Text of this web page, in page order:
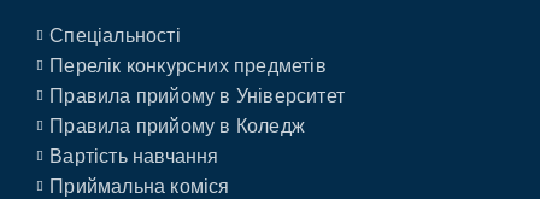
Спеціальності
Перелік конкурсних предметів
Правила прийому в Університет
Правила прийому в Коледж
Вартість навчання
Приймальна коміся